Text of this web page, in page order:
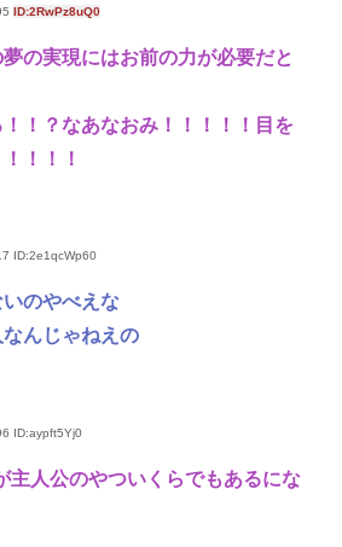
ID:2RwPz8uQ0
の実現にはお前の力が必要だと
！！？なあなおみ！！！！！目を
！！！
ID:2e1qcWp60
いのやべえな
んじゃねえの
ID:aypft5Yj0
主人公のやついくらでもあるにな